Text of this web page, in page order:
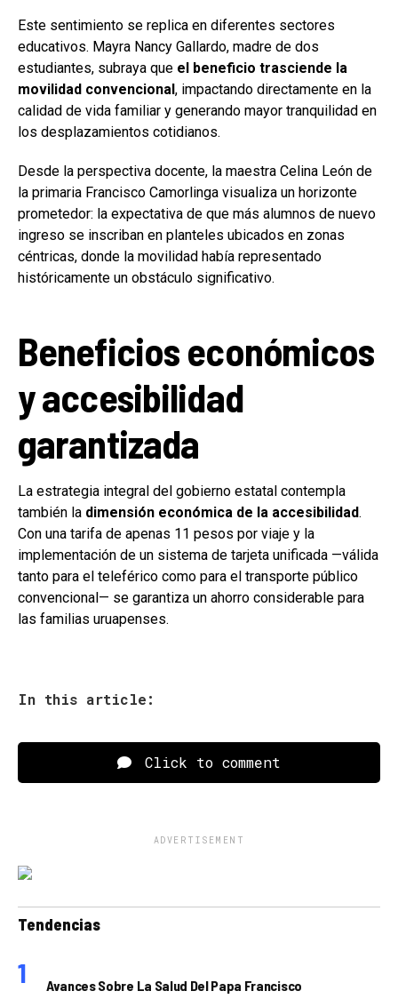
Este sentimiento se replica en diferentes sectores
educativos. Mayra Nancy Gallardo, madre de dos
estudiantes, subraya que el beneficio trasciende la
movilidad convencional , impactando directamente en la
calidad de vida familiar y generando mayor tranquilidad en
los desplazamientos cotidianos.
Desde la perspectiva docente, la maestra Celina León de
la primaria Francisco Camorlinga visualiza un horizonte
prometedor: la expectativa de que más alumnos de nuevo
ingreso se inscriban en planteles ubicados en zonas
céntricas, donde la movilidad había representado
históricamente un obstáculo significativo.
Beneficios económicos
y accesibilidad
garantizada
La estrategia integral del gobierno estatal contempla
también la dimensión económica de la accesibilidad.
Con una tarifa de apenas 11 pesos por viaje y la
implementación de un sistema de tarjeta unificada —válida
tanto para el teleférico como para el transporte público
convencional— se garantiza un ahorro considerable para
las familias uruapenses.
In this article:
Click to comment
ADVERTISEMENT
Tendencias
Avances Sobre La Salud Del Papa Francisco